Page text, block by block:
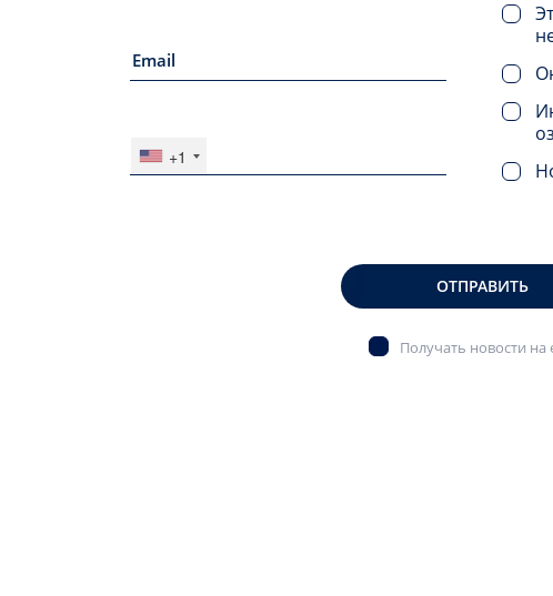
+1
ОТПРАВИТЬ
Получать новости на